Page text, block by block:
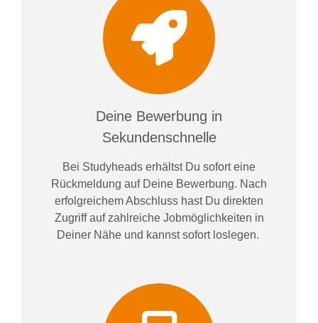
Deine Bewerbung in
Sekundenschnelle
Bei Studyheads erhältst Du sofort eine
Rückmeldung auf Deine Bewerbung. Nach
erfolgreichem Abschluss hast Du direkten
Zugriff auf zahlreiche Jobmöglichkeiten in
Deiner Nähe und kannst sofort loslegen.